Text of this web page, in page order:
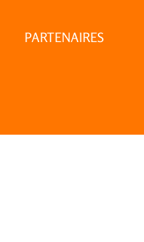
PARTENAIRES